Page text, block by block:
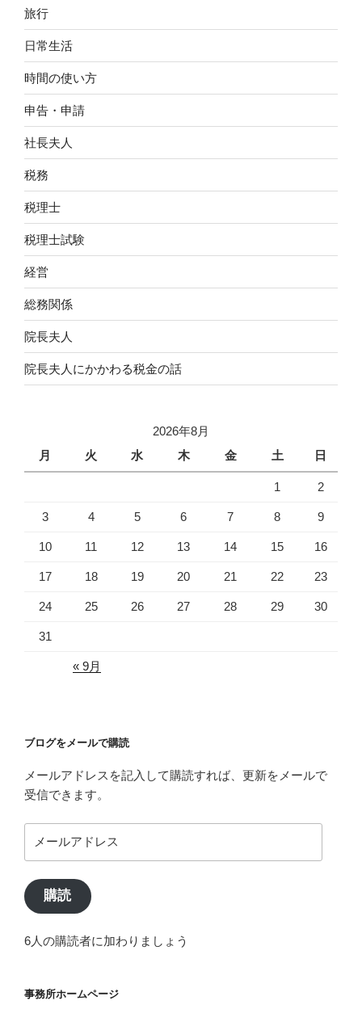
旅行
日常生活
時間の使い方
申告・申請
社長夫人
税務
税理士
税理士試験
経営
総務関係
院長夫人
院長夫人にかかわる税金の話
2026年8月
月
火 水 木 金 土 日
1 2
3 4 5 6 7 8 9
10 11 12 13 14 15 16
17 18 19 20 21 22 23
24 25 26 27 28 29 30
31
« 9月
ブログをメールで購読
メールアドレスを記入して購読すれば、更新をメールで
受信できます。
ー
ア
ド
ス
購読
6人の購読者に加わりましょう
事務所ホームページ